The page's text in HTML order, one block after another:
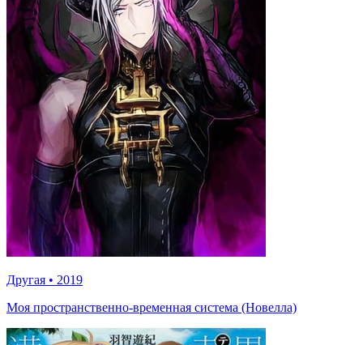
Другая • 2019
Моя пространственно-временная система (Новелла)